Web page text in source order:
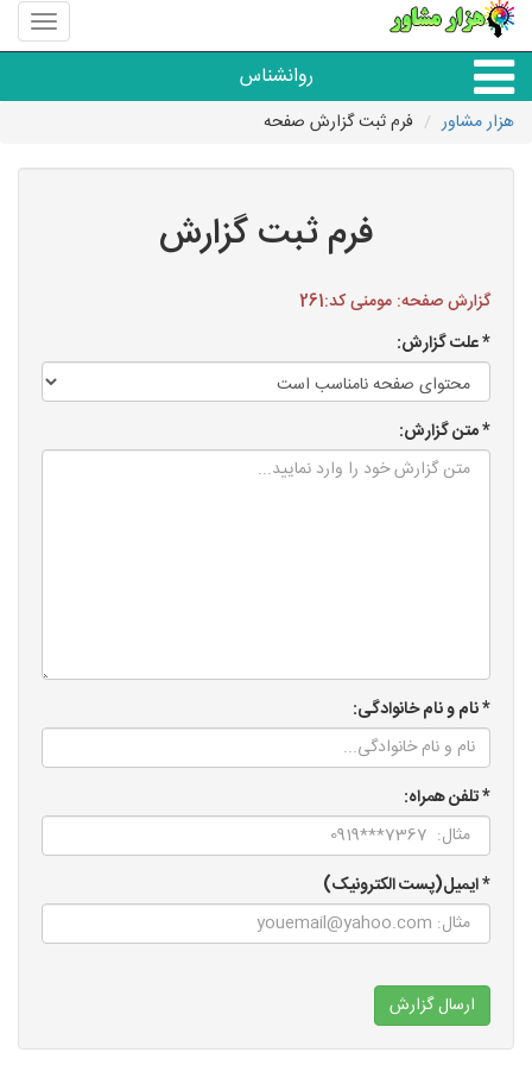
منوی
سایت
مشاور
روانشناس
گروه روانشناسی
هزار مشاور فرم ثبت گزارش صفحه
فرم ثبت گزارش
گزارش صفحه: مومنی کد:261
* علت گزارش:
* متن گزارش:
* نام و نام خانوادگی:
* تلفن همراه:
* ایمیل(پست الکترونیک)